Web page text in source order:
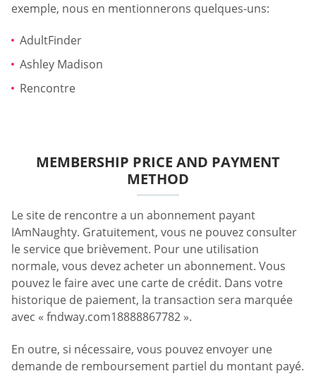
exemple, nous en mentionnerons quelques-uns:
AdultFinder
Ashley Madison
Rencontre
MEMBERSHIP PRICE AND PAYMENT
METHOD
Le site de rencontre a un abonnement payant
IAmNaughty. Gratuitement, vous ne pouvez consulter
le service que brièvement. Pour une utilisation
normale, vous devez acheter un abonnement. Vous
pouvez le faire avec une carte de crédit. Dans votre
historique de paiement, la transaction sera marquée
avec « fndway.com18888867782 ».
En outre, si nécessaire, vous pouvez envoyer une
demande de remboursement partiel du montant payé.